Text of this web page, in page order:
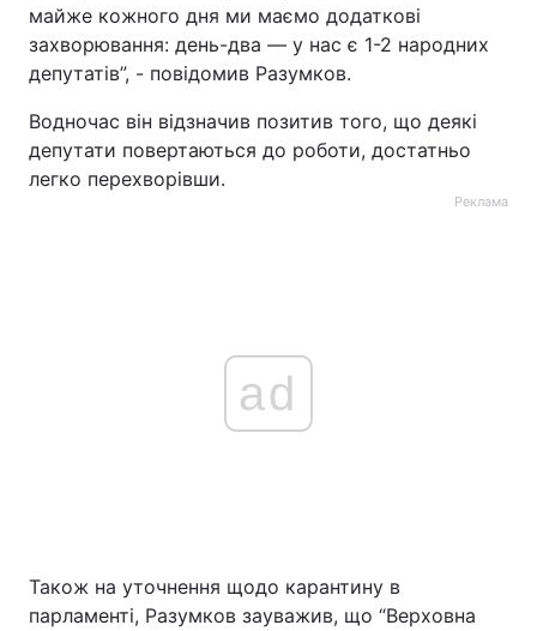
майже кожного дня ми маємо додаткові
захворювання: день-два — у нас є 1-2 народних
депутатів”, - повідомив Разумков.
Водночас він відзначив позитив того, що деякі
депутати повертаються до роботи, достатньо
легко перехворівши.
Реклама
ad
Також на уточнення щодо карантину в
парламенті, Разумков зауважив, що “Верховна